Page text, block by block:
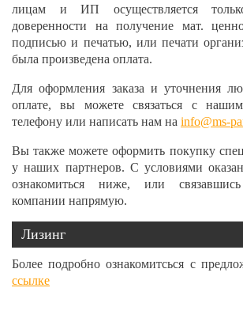
лицам и ИП осуществляется
доверенности на получение мат.
подписью и печатью, или печати
была произведена оплата.
Для оформления заказа и уточнения
оплате, вы можете связаться с
телефону или написать нам на info@ms-
Вы также можете оформить покупку
у наших партнеров. С условиями
ознакомиться ниже, или
компании напрямую.
Лизинг
Более подробно ознакомитсься с
ссылке